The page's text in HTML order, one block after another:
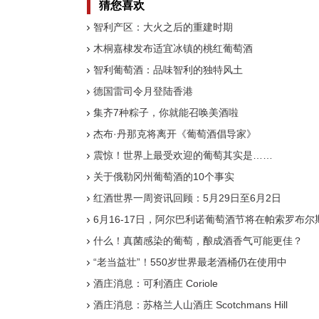
猜您喜欢
智利产区：大火之后的重建时期
木桐嘉棣发布适宜冰镇的桃红葡萄酒
智利葡萄酒：品味智利的独特风土
德国雷司令月登陆香港
集齐7种粽子，你就能召唤美酒啦
杰布·丹那克将离开《葡萄酒倡导家》
震惊！世界上最受欢迎的葡萄其实是……
关于俄勒冈州葡萄酒的10个事实
红酒世界一周资讯回顾：5月29日至6月2日
6月16-17日，阿尔巴利诺葡萄酒节将在帕索罗布尔
什么！真菌感染的葡萄，酿成酒香气可能更佳？
“老当益壮”！550岁世界最老酒桶仍在使用中
酒庄消息：可利酒庄 Coriole
酒庄消息：苏格兰人山酒庄 Scotchmans Hill